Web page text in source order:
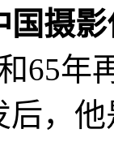
国摄
65年
后，